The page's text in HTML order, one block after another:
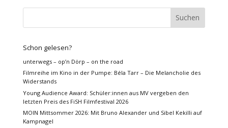
Schon gelesen?
unterwegs – op’n Dörp – on the road
Filmreihe im Kino in der Pumpe: Béla Tarr – Die Melancholie des
Widerstands
Young Audience Award: Schüler:innen aus MV vergeben den
letzten Preis des FiSH Filmfestival 2026
MOIN Mittsommer 2026: Mit Bruno Alexander und Sibel Kekilli auf
Kampnagel